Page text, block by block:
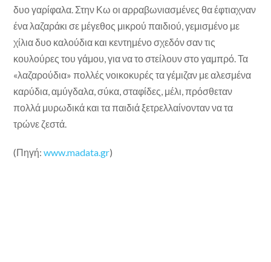
δυο γαρίφαλα. Στην Κω οι αρραβωνιασμένες θα έφτιαχναν
ένα λαζαράκι σε μέγεθος μικρού παιδιού, γεμισμένο με
χίλια δυο καλούδια και κεντημένο σχεδόν σαν τις
κουλούρες του γάμου, για να το στείλουν στο γαμπρό. Τα
«λαζαρούδια» πολλές νοικοκυρές τα γέμιζαν με αλεσμένα
καρύδια, αμύγδαλα, σύκα, σταφίδες, μέλι, πρόσθεταν
πολλά μυρωδικά και τα παιδιά ξετρελλαίνονταν να τα
τρώνε ζεστά.
(Πηγή:www.madata.gr)